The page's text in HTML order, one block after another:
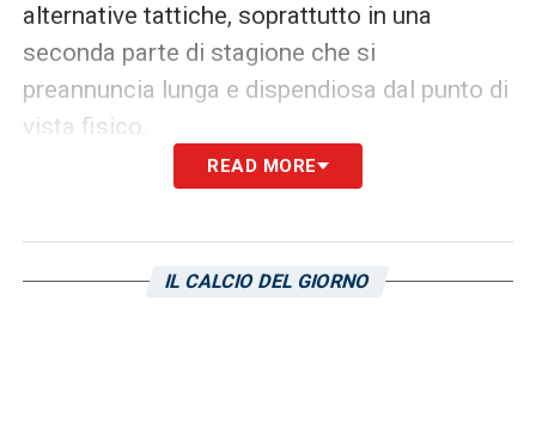
alternative tattiche, soprattutto in una
seconda parte di stagione che si
preannuncia lunga e dispendiosa dal punto di
vista fisico.
Concorrenza folta: non solo club
italiani
Come riportato dal giornalistaMatteo
READ MORE
IL CALCIO DEL GIORNO